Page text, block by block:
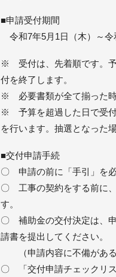
■申請受付期間
令和7年5月1日（木）～令
※ 受付は、先着順です。予
付を終了します。
※ 必要書類が全て揃った時
※ 予算を超過した日で受付
を行います。抽選となった
■交付申請手続
〇 申請の前に「手引」を必
〇 工事の契約をする前に
す。
〇 補助金の交付決定は、
請書を提出してください。
（申請内容に不備がある
〇 「交付申請チェックリス